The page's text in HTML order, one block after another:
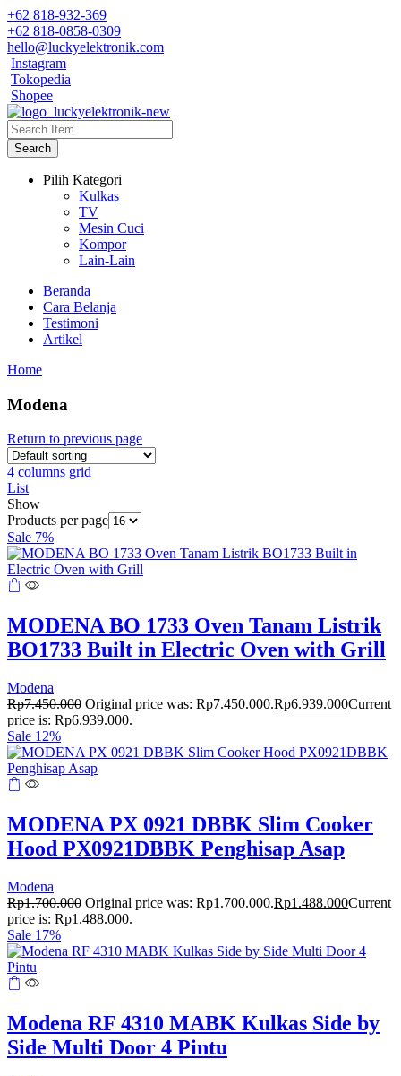
+62 818-932-369
+62 818-0858-0309
hello@luckyelektronik.com
Instagram
Tokopedia
Shopee
Search
Pilih Kategori
Kulkas
TV
Mesin Cuci
Kompor
Lain-Lain
Beranda
Cara Belanja
Testimoni
Artikel
Home
Modena
Return to previous page
4 columns grid
List
Show
Products per page
Sale 7%
MODENA BO 1733 Oven Tanam Listrik
BO1733 Built in Electric Oven with Grill
Modena
Rp7.450.000 Original price was: Rp7.450.000.Rp6.939.000Current
price is: Rp6.939.000.
Sale 12%
MODENA PX 0921 DBBK Slim Cooker
Hood PX0921DBBK Penghisap Asap
Modena
Rp1.700.000 Original price was: Rp1.700.000.Rp1.488.000Current
price is: Rp1.488.000.
Sale 17%
Modena RF 4310 MABK Kulkas Side by
Side Multi Door 4 Pintu